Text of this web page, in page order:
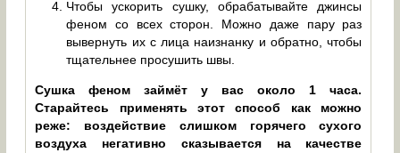
Чтобы ускорить сушку, обрабатывайте джинсы
феном со всех сторон. Можно даже пару раз
вывернуть их с лица наизнанку и обратно, чтобы
тщательнее просушить швы.
Сушка феном займёт у вас около 1 часа.
Старайтесь применять этот способ как можно
реже: воздействие слишком горячего сухого
воздуха негативно сказывается на качестве